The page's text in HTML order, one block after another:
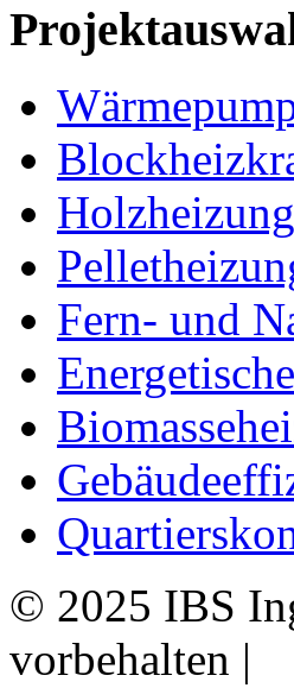
Fern- und
© 2025 IBS
vorbehalten |